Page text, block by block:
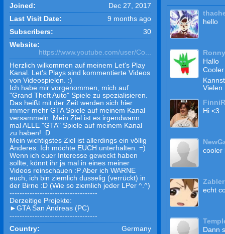
Joined:
Dec 27, 2017
Last Visit Date:
9 months ago
Subscribers:
30
Website:
https://www.youtube.com/user/Co...
Herzlich wilkommen auf meinem Let's Play
Kanal. Let's Plays sind kommentierte Videos
von Videospielen. :)
Ich habe mir vorgenommen, mich auf
"Grand Theft Auto" Spiele zu spezialisieren.
Das heißt mit der Zeit werden sich hier
immer mehr GTA Spiele auf meinem Kanal
versammeln. Mein Ziel ist es irgendwann
mal ALLE "GTA" Spiele auf meinem Kanal
zu haben! :D
Mein wichtigstes Ziel ist allerdings ein völlig
Anderes. Ich möchte EUCH unterhalten. =)
Wenn ich euer Interesse geweckt haben
sollte, könnt ihr ja mal in eines meiner
Videos reinschauen :P Aber ich WARNE
euch, ich bin ziemlich dusselig (verrückt) in
der Birne :D (Wie so ziemlich jeder LPer ^.^)
-----------------------------------
Derzeitige Projekte:
►GTA San Andreas (PC)
-----------------------------------
Country:
Germany
hello
Hallo
Vielen
Hi <3
cooler
Zabler
echt
Dann